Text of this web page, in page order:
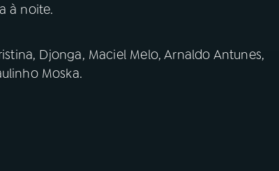
à noite.
Djonga, Maciel Melo, Arnaldo Antunes,
Moska.